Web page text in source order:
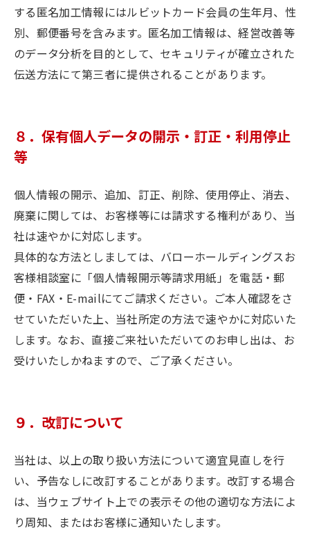
する匿名加工情報にはルビットカード会員の生年月、性
別、郵便番号を含みます。匿名加工情報は、経営改善等
のデータ分析を目的として、セキュリティが確立された
伝送方法にて第三者に提供されることがあります。
８．保有個人データの開示・訂正・利用停止
等
個人情報の開示、追加、訂正、削除、使用停止、消去、
廃棄に関しては、お客様等には請求する権利があり、当
社は速やかに対応します。
具体的な方法としましては、バローホールディングスお
客様相談室に「個人情報開示等請求用紙」を電話・郵
便・FAX・E-mailにてご請求ください。ご本人確認をさ
せていただいた上、当社所定の方法で速やかに対応いた
します。なお、直接ご来社いただいてのお申し出は、お
受けいたしかねますので、ご了承ください。
９．改訂について
当社は、以上の取り扱い方法について適宜見直しを行
い、予告なしに改訂することがあります。改訂する場合
は、当ウェブサイト上での表示その他の適切な方法によ
り周知、またはお客様に通知いたします。